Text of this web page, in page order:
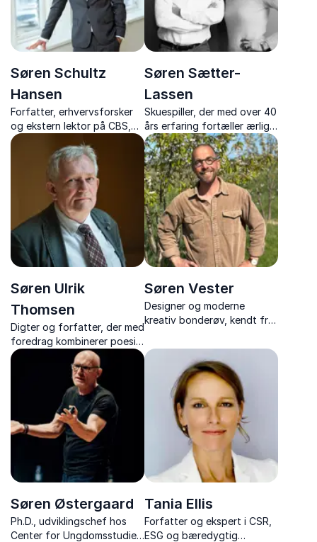
Søren Schultz
Hansen
Forfatter, erhvervsforsker
og ekstern lektor på CBS,
der leverer foredrag om
unge, digitalisering og
Søren Sætter-
Lassen
Skuespiller, der med over 40
års erfaring fortæller ærligt
om livet fra scenerne, og
giver et unikt indblik bag
kulissen.
Søren Ulrik
Thomsen
Digter og forfatter, der med
foredrag kombinerer poesi,
humor og dybe refleksioner
Søren Vester
Designer og moderne
kreativ bonderøv, kendt fra
programmer, der deler ud af
sine mange erfaringer inden
for kreativitet og moderne
landsbyliv.
Søren Østergaard
Ph.D., udviklingschef hos
Center for Ungdomsstudier,
Tania Ellis
Forfatter og ekspert i CSR,
ESG og bæredygtig